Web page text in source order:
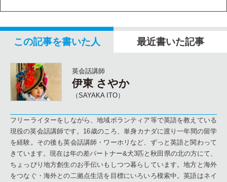
この記事を書いた人 最近書いた記事
英会話講師
伊東 さやか
（SAYAKA ITO）
フリーライターをしながら、地域ボランティア等で英語を教えている
現役の英会話講師です。16歳のころ、単身カナダに渡り一年間の留学
を経験。その後も英会話講師・ワーホリなど、ずっと英語と関わって
きています。現在は年の差パートナー&犬3匹と秋田県の北の方にて、
ちょっぴり地方創生のお手伝いもしつつ暮らしています。地方と海外
をつなぐ・海外との二拠点生活を目標にいろいろ模索中。英語はネイ